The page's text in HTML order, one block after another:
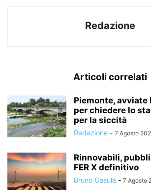
Redazione
Articoli correlati
Piemonte, avviate
per chiedere lo
per la siccità
Redazione - 7 Agosto
Rinnovabili,
FER X definitivo
Bruno Casula - 7 Agosto